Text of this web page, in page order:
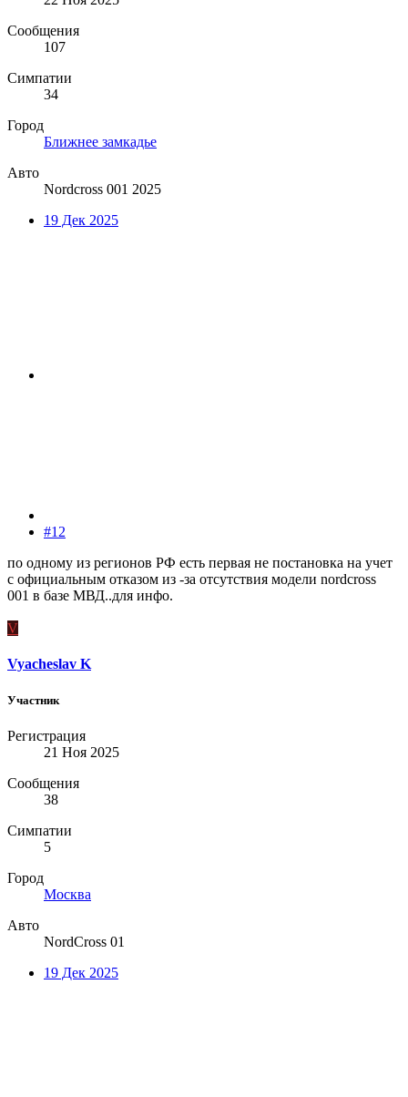
Сообщения
107
Симпатии
34
Город
Ближнее замкадье
Авто
Nordcross 001 2025
19 Дек 2025
#12
по одному из регионов РФ есть первая не постановка на учет
с официальным отказом из -за отсутствия модели nordcross
001 в базе МВД..для инфо.
V
Vyacheslav K
Участник
Регистрация
21 Ноя 2025
Сообщения
38
Симпатии
5
Город
Москва
Авто
NordCross 01
19 Дек 2025